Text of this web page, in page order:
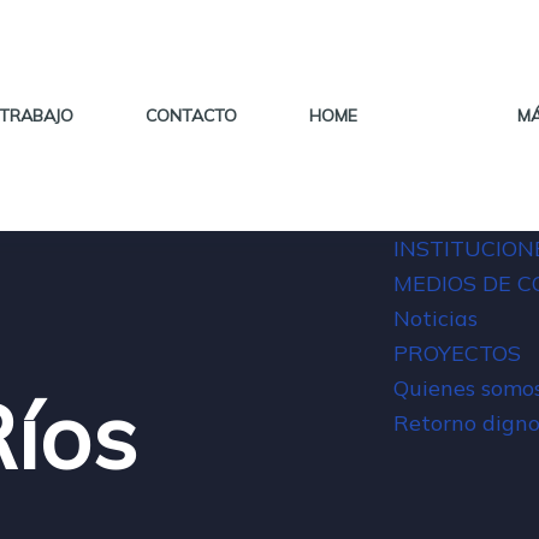
CONTACTO HOME
MEDIOS DE
Noticias
PROYECTOS
Quienes
Retorno